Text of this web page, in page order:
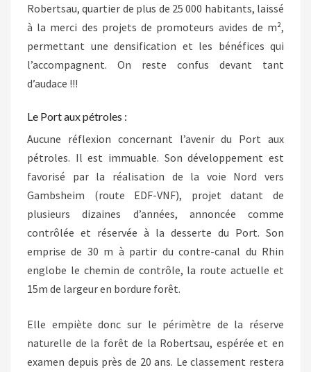
Robertsau, quartier de plus de 25 000 habitants, laissé
à la merci des projets de promoteurs avides de m²,
permettant une densification et les bénéfices qui
l’accompagnent. On reste confus devant tant
d’audace !!!
Le Port aux pétroles :
Aucune réflexion concernant l’avenir du Port aux
pétroles. Il est immuable. Son développement est
favorisé par la réalisation de la voie Nord vers
Gambsheim (route EDF-VNF), projet datant de
plusieurs dizaines d’années, annoncée comme
contrôlée et réservée à la desserte du Port. Son
emprise de 30 m à partir du contre-canal du Rhin
englobe le chemin de contrôle, la route actuelle et
15m de largeur en bordure forêt.
Elle empiète donc sur le périmètre de la réserve
naturelle de la forêt de la Robertsau, espérée et en
examen depuis près de 20 ans. Le classement restera